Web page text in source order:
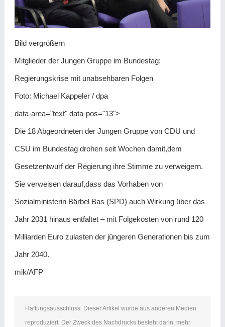
Bild vergrößern
Mitglieder der Jungen Gruppe im Bundestag:
Regierungskrise mit unabsehbaren Folgen
Foto: Michael Kappeler / dpa
data-area="text" data-pos="13">
Die 18 Abgeordneten der Jungen Gruppe von CDU und
CSU im Bundestag drohen seit Wochen damit,dem
Gesetzentwurf der Regierung ihre Stimme zu verweigern.
Sie verweisen darauf,dass das Vorhaben von
Sozialministerin Bärbel Bas (SPD) auch Wirkung über das
Jahr 2031 hinaus entfaltet – mit Folgekosten von rund 120
Milliarden Euro zulasten der jüngeren Generationen bis zum
Jahr 2040.
mik/AFP
Haftungsausschluss: Dieser Artikel wurde aus anderen Medien
reproduziert. Der Zweck des Nachdrucks besteht darin, mehr